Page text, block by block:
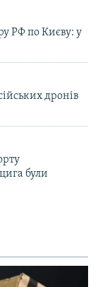
РФ по Києву: у
дронів
були